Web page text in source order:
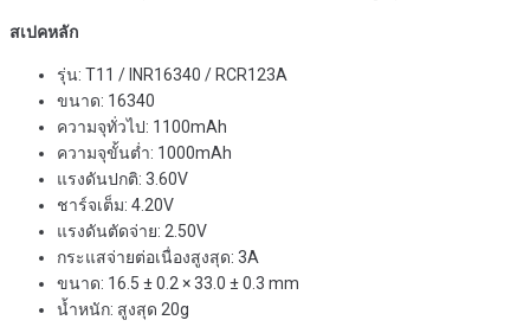
สเปคหลัก
รุ่น: T11 / INR16340 / RCR123A
ขนาด: 16340
ความจุทั่วไป: 1100mAh
ความจุขั้นต่ำ: 1000mAh
แรงดันปกติ: 3.60V
ชาร์จเต็ม: 4.20V
แรงดันตัดจ่าย: 2.50V
กระแสจ่ายต่อเนื่องสูงสุด: 3A
ขนาด: 16.5 ± 0.2 × 33.0 ± 0.3 mm
น้ำหนัก: สูงสุด 20g